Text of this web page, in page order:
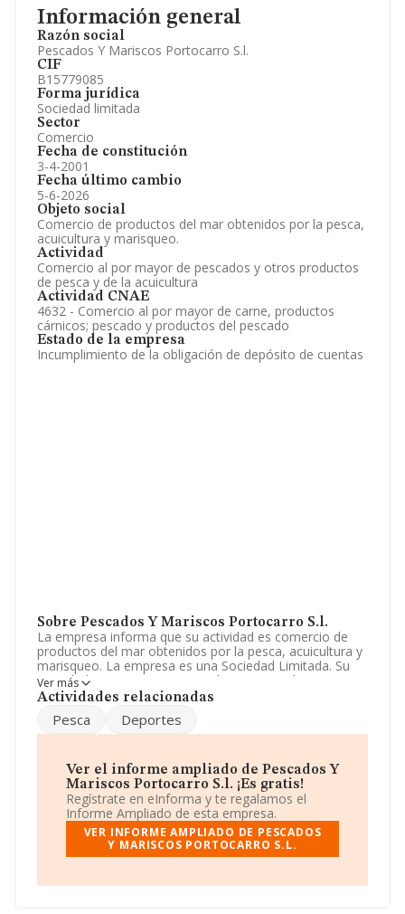
Información general
Razón social
Pescados Y Mariscos Portocarro S.l.
CIF
B15779085
Forma jurídica
Sociedad limitada
Sector
Comercio
Fecha de constitución
3-4-2001
Fecha último cambio
5-6-2026
Objeto social
Comercio de productos del mar obtenidos por la pesca,
acuicultura y marisqueo.
Actividad
Comercio al por mayor de pescados y otros productos
de pesca y de la acuicultura
Actividad CNAE
4632 - Comercio al por mayor de carne, productos
cárnicos; pescado y productos del pescado
Estado de la empresa
Incumplimiento de la obligación de depósito de cuentas
Sobre Pescados Y Mariscos Portocarro S.l.
La empresa informa que su actividad es comercio de
productos del mar obtenidos por la pesca, acuicultura y
marisqueo. La empresa es una Sociedad Limitada. Su
actividad CNAE es 'Comercio al por mayor de carne y
productos cárnicos' con código 4632. La compañía no
Ha tenido el mismo número de profesionales y teniendo
contado con un número de empleados inferior a la
media de sector.
Para llamar las oficinas se puede hacer a través del
número 981833040.
La empresa españolaPescados y Mariscos
A Coruña, Galicia.
Ver más
Actividades relacionadas
Pesca Deportes
Ver el informe ampliado de Pescados Y
Mariscos Portocarro S.l. ¡Es gratis!
Regístrate en eInforma y te regalamos el
Informe Ampliado de esta empresa.
VER INFORME AMPLIADO DE PESCADOS
Y MARISCOS PORTOCARRO S.L.
Información oficial y registral complementaria.